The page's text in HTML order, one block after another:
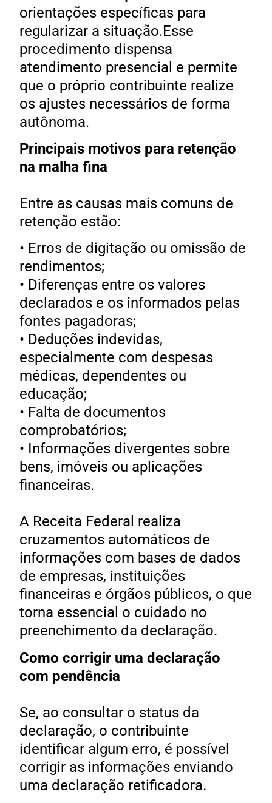
orientações específicas para
regularizar a situação.Esse
procedimento dispensa
atendimento presencial e permite
que o próprio contribuinte realize
os ajustes necessários de forma
autônoma.
Principais motivos para retenção
na malha fina
Entre as causas mais comuns de
retenção estão:
• Erros de digitação ou omissão de
rendimentos;
• Diferenças entre os valores
declarados e os informados pelas
fontes pagadoras;
• Deduções indevidas,
especialmente com despesas
médicas, dependentes ou
educação;
• Falta de documentos
comprobatórios;
• Informações divergentes sobre
bens, imóveis ou aplicações
financeiras.
A Receita Federal realiza
cruzamentos automáticos de
informações com bases de dados
de empresas, instituições
financeiras e órgãos públicos, o que
torna essencial o cuidado no
preenchimento da declaração.
Como corrigir uma declaração
com pendência
Se, ao consultar o status da
declaração, o contribuinte
identificar algum erro, é possível
corrigir as informações enviando
uma declaração retificadora.